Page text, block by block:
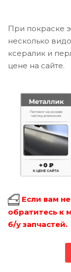
При покраске
несколько
ксералик и
цене на сайте.
Если вам
обратитесь к
б/у запчастей.